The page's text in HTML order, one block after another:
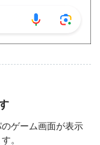
ゲーム画面が表示
。